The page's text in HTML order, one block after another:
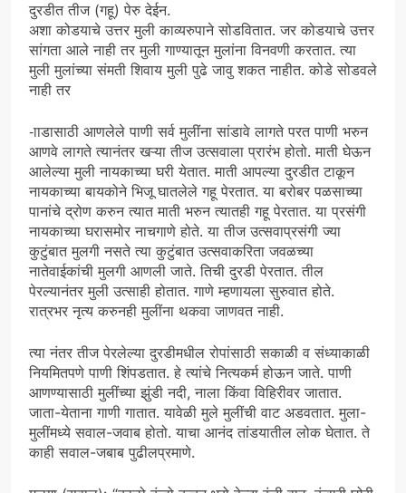
दुरडीत तीज (गहू) पेरु देईन.
अशा कोडयाचे उत्तर मुली काव्यरुपाने सोडवितात. जर कोडयाचे उत्तर
सांगता आले नाही तर मुली गाण्यातून मुलांना विनवणी करतात. त्या
मुली मुलांच्या संमती शिवाय मुली पुढे जावु शकत नाहीत. कोडे सोडवले
नाही तर
-ााडासाठी आणलेले पाणी सर्व मुलींना सांडावे लागते परत पाणी भरुन
आणवे लागते त्यानंतर खऱ्या तीज उत्सवाला प्रारंभ होतो. माती घेऊन
आलेल्या मुली नायकाच्या घरी येतात. माती आपल्या दुरडीत टाकून
नायकाच्या बायकोने भिजू घातलेले गहू पेरतात. या बरोबर पळसाच्या
पानांचे द्रोण करुन त्यात माती भरुन त्यातही गहू पेरतात. या प्रसंगी
नायकाच्या घरासमोर नाचगाणे होते. या तीज उत्सवाप्रसंगी ज्या
कुटुंबात मुलगी नसते त्या कुटुंबात उत्सवाकरिता जवळच्या
नातेवाईकांची मुलगी आणली जाते. तिची दुरडी पेरतात. तील
पेरल्यानंतर मुली उत्साही होतात. गाणे म्हणायला सुरुवात होते.
रात्रभर नृत्य करुनही मुलींना थकवा जाणवत नाही.
त्या नंतर तीज पेरलेल्या दुरडीमधील रोपांसाठी सकाळी व संध्याकाळी
नियमितपणे पाणी शिंपडतात. हे त्यांचे नित्यकर्म होऊन जाते. पाणी
आणण्यासाठी मुलींच्या झुंडी नदी, नाला किंवा विहिरीवर जातात.
जाता-येताना गाणी गातात. यावेळी मुले मुलींची वाट अडवतात. मुला-
मुलींमध्ये सवाल-जवाब होतो. याचा आनंद तांडयातील लोक घेतात. ते
काही सवाल-जबाब पुढीलप्रमाणे.